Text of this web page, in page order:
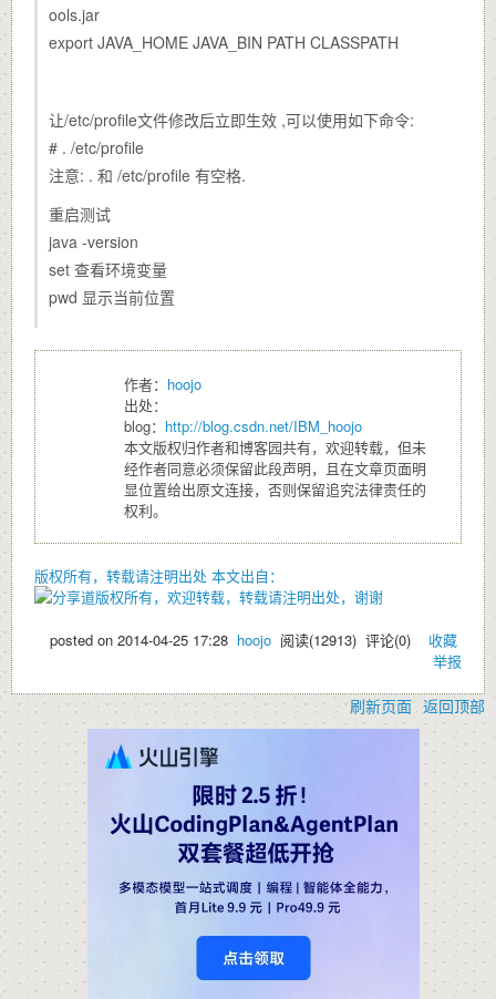
ools.jar
export JAVA_HOME JAVA_BIN PATH CLASSPATH
让/etc/profile文件修改后立即生效 ,可以使用如下命令:
# . /etc/profile
注意: . 和 /etc/profile 有空格.
重启测试
java -version
set 查看环境变量
pwd 显示当前位置
作者： hoojo
出处：
blog： http://blog.csdn.net/IBM_hoojo
本文版权归作者和博客园共有，欢迎转载，但未
经作者同意必须保留此段声明，且在文章页面明
显位置给出原文连接，否则保留追究法律责任的
权利。
版权所有，转载请注明出处 本文出自：
版权所有，欢迎转载，转载请注明出处，谢谢
posted on 2014-04-25 17:28 hoojo 阅读(12913) 评论(0) 收藏
举报
刷新页面 返回顶部